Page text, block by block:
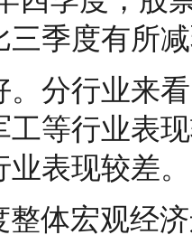
三季度有所
。分行业来
工等行业表
表现较差。